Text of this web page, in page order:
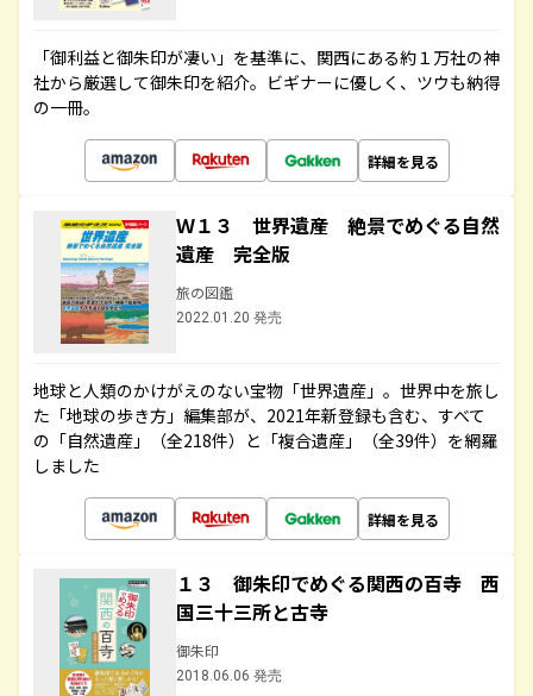
「御利益と御朱印が凄い」を基準に、関西にある約１万社の神
社から厳選して御朱印を紹介。ビギナーに優しく、ツウも納得
の一冊。
詳細を見る
Ｗ１３ 世界遺産 絶景でめぐる自然
遺産 完全版
旅の図鑑
2022.01.20 発売
地球と人類のかけがえのない宝物「世界遺産」。世界中を旅し
た「地球の歩き方」編集部が、2021年新登録も含む、すべて
の「自然遺産」（全218件）と「複合遺産」（全39件）を網羅
しました
詳細を見る
１３ 御朱印でめぐる関西の百寺 西
国三十三所と古寺
御朱印
2018.06.06 発売